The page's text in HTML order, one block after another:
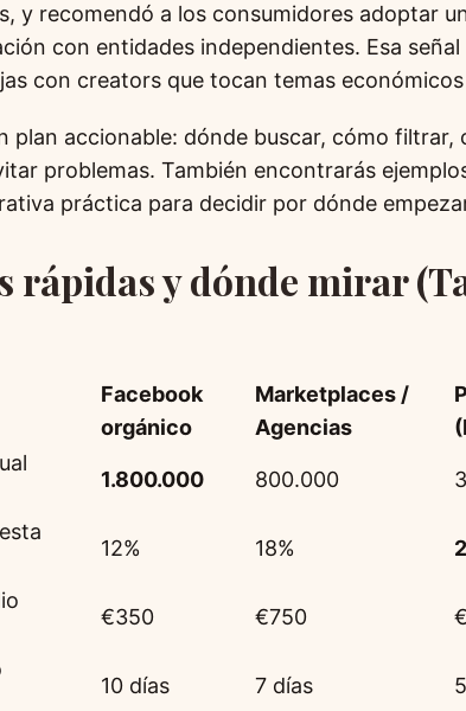
y recomendó a los consumidores adoptar
con entidades independientes. Esa
con creators que tocan temas
plan accionable: dónde buscar, cómo
problemas. También encontrarás
práctica para decidir por dónde
rápidas y dónde mirar
Facebook
orgánico
Marketplaces /
Agencias
1.800.000 800.000
12% 18%
€350 €750
10 días 7 días